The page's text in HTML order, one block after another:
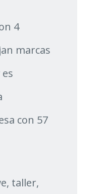
4
marcas
con 57
taller,